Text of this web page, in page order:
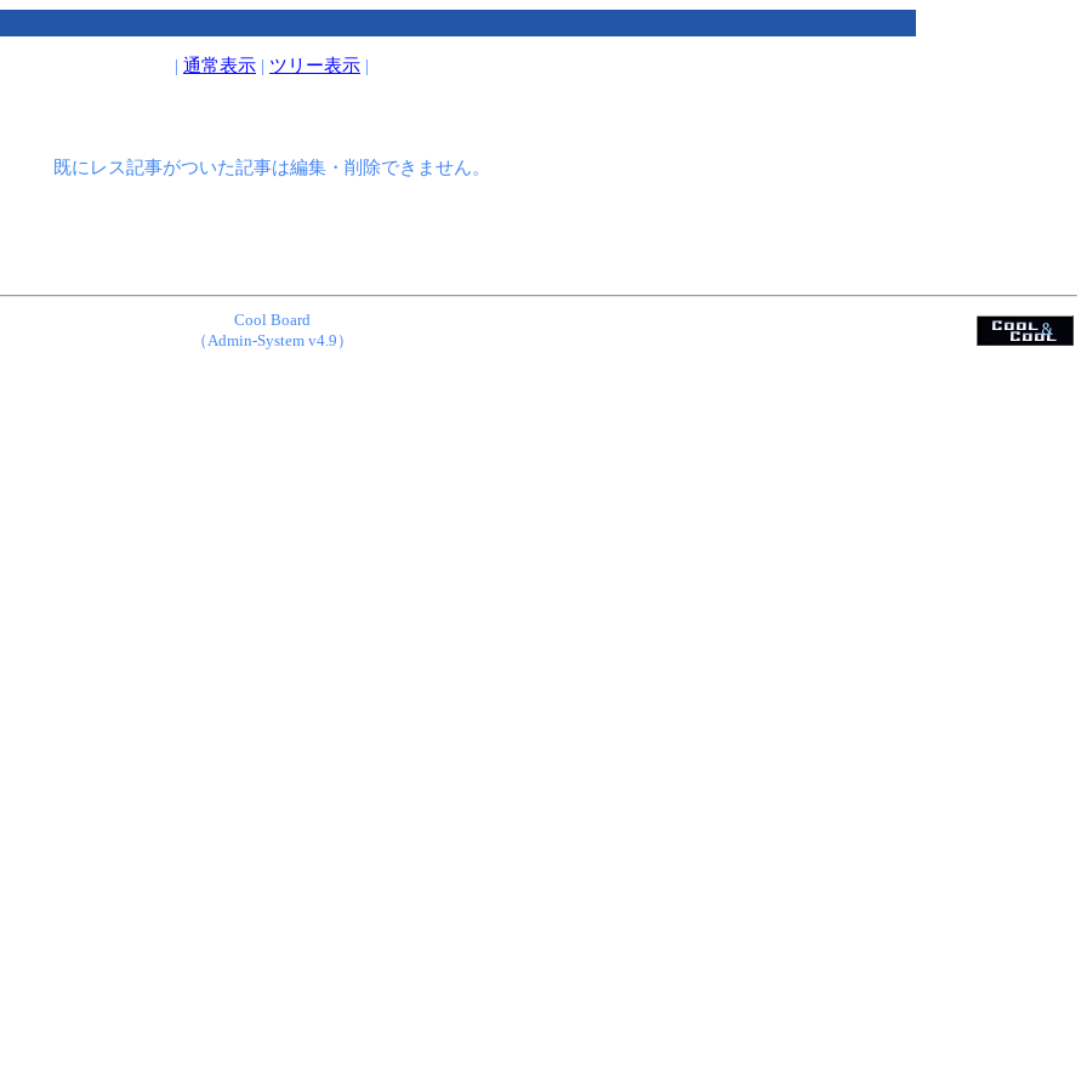
| 通常表示 | ツリー表示 |
既にレス記事がついた記事は編集・削除できません。
Cool Board
（Admin-System v4.9）